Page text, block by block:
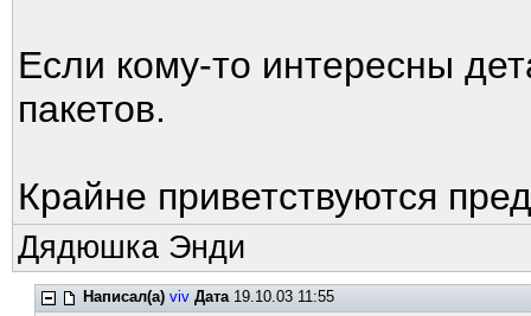
Если кому-то интересны
пакетов.
Крайне приветствуются
Дядюшка Энди
Написал(а) viv Дата19.10.03 11:55